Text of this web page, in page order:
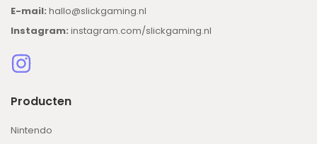
E-mail: hallo@slickgaming.nl
Instagram: instagram.com/slickgaming.nl
Producten
Nintendo